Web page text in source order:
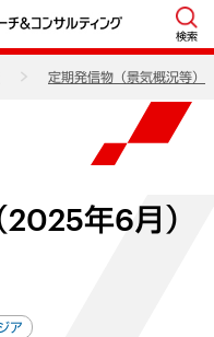
検索
定期発信物（景気概況等）
年6月）
ア